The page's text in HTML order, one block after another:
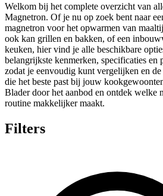
Welkom bij het complete overzicht van
Magnetron. Of je nu op zoek bent naar
magnetron voor het opwarmen van
ook kan grillen en bakken, of een
keuken, hier vind je alle beschikbare
belangrijkste kenmerken, specificaties en
zodat je eenvoudig kunt vergelijken en
die het beste past bij jouw
Blader door het aanbod en ontdek welke
routine makkelijker maakt.
Filters